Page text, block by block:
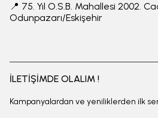
📍 75. Yıl O.S.B. Mahallesi 2002.
Odunpazarı/Eskişehir
İLETİŞİMDE OLALIM !
Kampanyalardan ve yeniliklerden ilk